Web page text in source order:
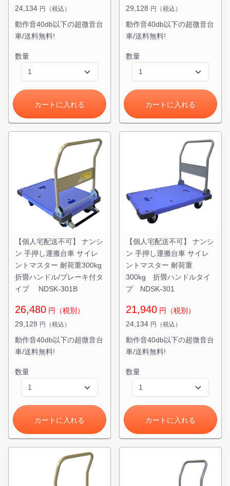
24,134 円（税込）
動作音40db以下の超微音台
車/送料無料!
数量
カートに入れる
29,128 円（税込）
動作音40db以下の超微音台
車/送料無料!
数量
カートに入れる
【個人宅配送不可】 ナンシ
ン 手押し運搬台車 サイレ
ントマスター 耐荷重300kg
折畳ハンドル/ブレーキ付タ
イプ NDSK-301B
26,480 円（税別）
29,128 円（税込）
動作音40db以下の超微音台
車/送料無料!
数量
カートに入れる
【個人宅配送不可】 ナンシ
ン 手押し運搬台車 サイレ
ントマスター 耐荷重
300kg 折畳ハンドルタイ
プ NDSK-301
21,940 円（税別）
24,134 円（税込）
動作音40db以下の超微音台
車/送料無料!
数量
カートに入れる